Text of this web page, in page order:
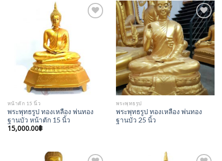
หน้าตัก 15 นิ้ว
พระพุทธรูป ทองเหลือง พ่นทอง
ฐานบัว หน้าตัก 15 นิ้ว
15,000.00฿
Add to
Wishlist
พระพุทธรูป
พระพุทธรูป ทองเหลือง พ่นทอง
ฐานบัว 25 นิ้ว